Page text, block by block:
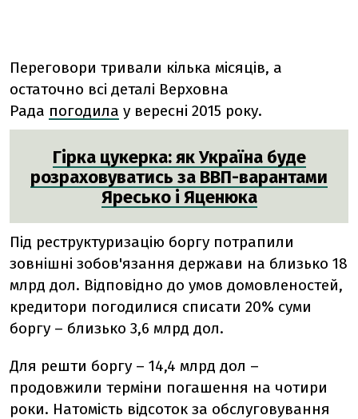
Переговори тривали кілька місяців, а
остаточно всі деталі Верховна
Рада погодила у вересні 2015 року.
Гірка цукерка: як Україна буде
розраховуватись за ВВП-варантами
Яресько і Яценюка
Під реструктуризацію боргу потрапили
зовнішні зобов'язання держави на близько 18
млрд дол. Відповідно до умов домовленостей,
кредитори погодилися списати 20% суми
боргу – близько 3,6 млрд дол.
Для решти боргу – 14,4 млрд дол –
продовжили терміни погашення на чотири
роки. Натомість відсоток за обслуговування